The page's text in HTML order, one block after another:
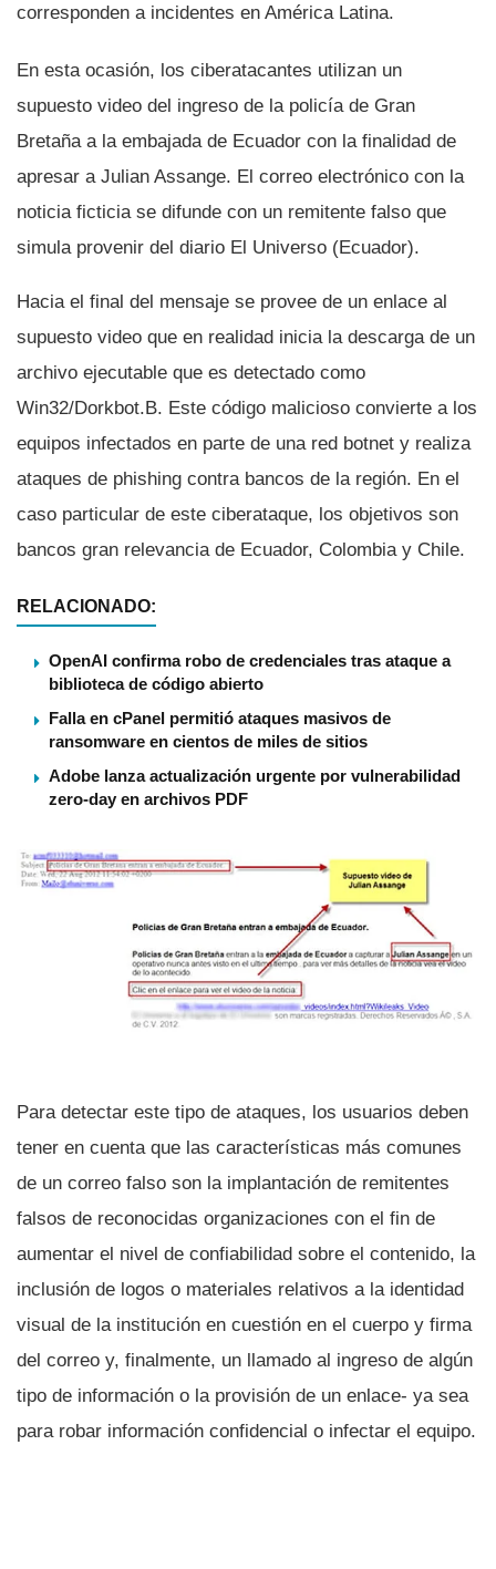
corresponden a incidentes en América Latina.
En esta ocasión, los ciberatacantes utilizan un
supuesto video del ingreso de la policí­a de Gran
Bretaña a la embajada de Ecuador con la finalidad de
apresar a Julian Assange. El correo electrónico con la
noticia ficticia se difunde con un remitente falso que
simula provenir del diario El Universo (Ecuador).
Hacia el final del mensaje se provee de un enlace al
supuesto video que en realidad inicia la descarga de un
archivo ejecutable que es detectado como
Win32/Dorkbot.B. Este código malicioso convierte a los
equipos infectados en parte de una red botnet y realiza
ataques de phishing contra bancos de la región. En el
caso particular de este ciberataque, los objetivos son
bancos gran relevancia de Ecuador, Colombia y Chile.
RELACIONADO:
OpenAI confirma robo de credenciales tras ataque a
biblioteca de código abierto
Falla en cPanel permitió ataques masivos de
ransomware en cientos de miles de sitios
Adobe lanza actualización urgente por vulnerabilidad
zero-day en archivos PDF
Para detectar este tipo de ataques, los usuarios deben
tener en cuenta que las caracterí­sticas más comunes
de un correo falso son la implantación de remitentes
falsos de reconocidas organizaciones con el fin de
aumentar el nivel de confiabilidad sobre el contenido, la
inclusión de logos o materiales relativos a la identidad
visual de la institución en cuestión en el cuerpo y firma
del correo y, finalmente, un llamado al ingreso de algún
tipo de información o la provisión de un enlace- ya sea
para robar información confidencial o infectar el equipo.